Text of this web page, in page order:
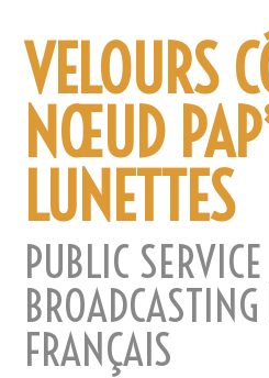
VELOURS
NŒUD
LUNETTES
PUBLIC SERVICE
FRANÇAIS